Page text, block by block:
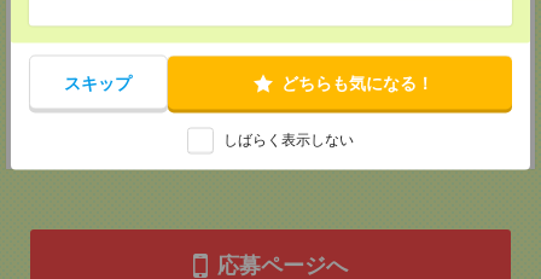
スキップ どちらも気になる！
しばらく表示しない
TEL：0120-901-799
MAIL：tenshoku@nikken-ts.jp
担当：採用担当
★今ならご来社登録でQUOカード2000円分をプレゼント中★
応募ページへ